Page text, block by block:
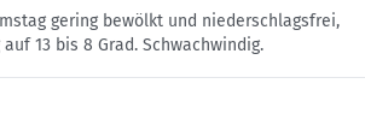
gering bewölkt und niederschlagsfrei,
13 bis 8 Grad. Schwachwindig.